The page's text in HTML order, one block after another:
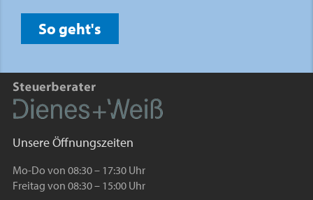
So geht's
Unsere Öffnungszeiten
Mo-Do von 08:30 – 17:30 Uhr
Freitag von 08:30 – 15:00 Uhr